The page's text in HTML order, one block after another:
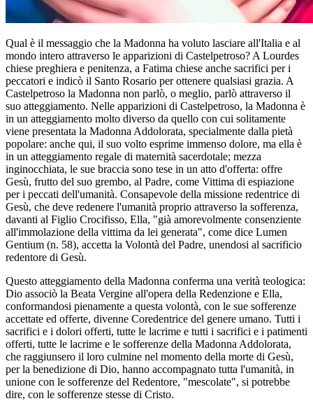
Qual è il messaggio che la Madonna ha voluto lasciare all'Italia e al
mondo intero attraverso le apparizioni di Castelpetroso? A Lourdes
chiese preghiera e penitenza, a Fatima chiese anche sacrifici per i
peccatori e indicò il Santo Rosario per ottenere qualsiasi grazia. A
Castelpetroso la Madonna non parlò, o meglio, parlò attraverso il
suo atteggiamento. Nelle apparizioni di Castelpetroso, la Madonna è
in un atteggiamento molto diverso da quello con cui solitamente
viene presentata la Madonna Addolorata, specialmente dalla pietà
popolare: anche qui, il suo volto esprime immenso dolore, ma ella è
in un atteggiamento regale di maternità sacerdotale; mezza
inginocchiata, le sue braccia sono tese in un atto d'offerta: offre
Gesù, frutto del suo grembo, al Padre, come Vittima di espiazione
per i peccati dell'umanità. Consapevole della missione redentrice di
Gesù, che deve redenere l'umanità proprio attraverso la sofferenza,
davanti al Figlio Crocifisso, Ella, "già amorevolmente consenziente
all'immolazione della vittima da lei generata", come dice Lumen
Gentium (n. 58), accetta la Volontà del Padre, unendosi al sacrificio
redentore di Gesù.
Questo atteggiamento della Madonna conferma una verità teologica:
Dio associò la Beata Vergine all'opera della Redenzione e Ella,
conformandosi pienamente a questa volontà, con le sue sofferenze
accettate ed offerte, divenne Coredentrice del genere umano. Tutti i
sacrifici e i dolori offerti, tutte le lacrime e tutti i sacrifici e i patimenti
offerti, tutte le lacrime e le sofferenze della Madonna Addolorata,
che raggiunsero il loro culmine nel momento della morte di Gesù,
per la benedizione di Dio, hanno accompagnato tutta l'umanità, in
unione con le sofferenze del Redentore, "mescolate", si potrebbe
dire, con le sofferenze stesse di Cristo.